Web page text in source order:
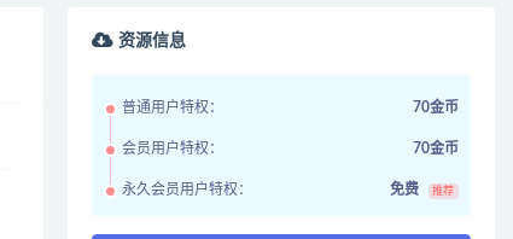
资源信息
普通用户特权： 70金币
会员用户特权： 70金币
永久会员用户特权： 免费 推荐